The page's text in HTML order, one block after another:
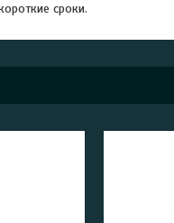
сроки.